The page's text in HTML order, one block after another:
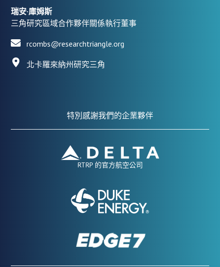
瑞安·庫姆斯
三角研究區域合作夥伴關係執行董事
rcombs@researchtriangle.org
北卡羅來納州研究三角
特別感謝我們的企業夥伴
RTRP 的官方航空公司